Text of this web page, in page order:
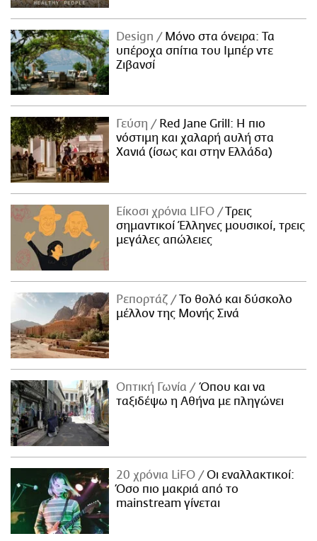
Design
Μόνο στα όνειρα: Τα
υπέροχα σπίτια του Ιμπέρ ντε
Ζιβανσί
Γεύση
Red Jane Grill: Η πιο
νόστιμη και χαλαρή αυλή στα
Χανιά (ίσως και στην Ελλάδα)
Είκοσι χρόνια LIFO
Tρεις
σημαντικοί Έλληνες μουσικοί, τρεις
μεγάλες απώλειες
Ρεπορτάζ
Το θολό και δύσκολο
μέλλον της Μονής Σινά
Οπτική Γωνία
Όπου και να
ταξιδέψω η Αθήνα με πληγώνει
20 χρόνια LiFO
Οι εναλλακτικοί:
Όσο πιο μακριά από το
mainstream γίνεται